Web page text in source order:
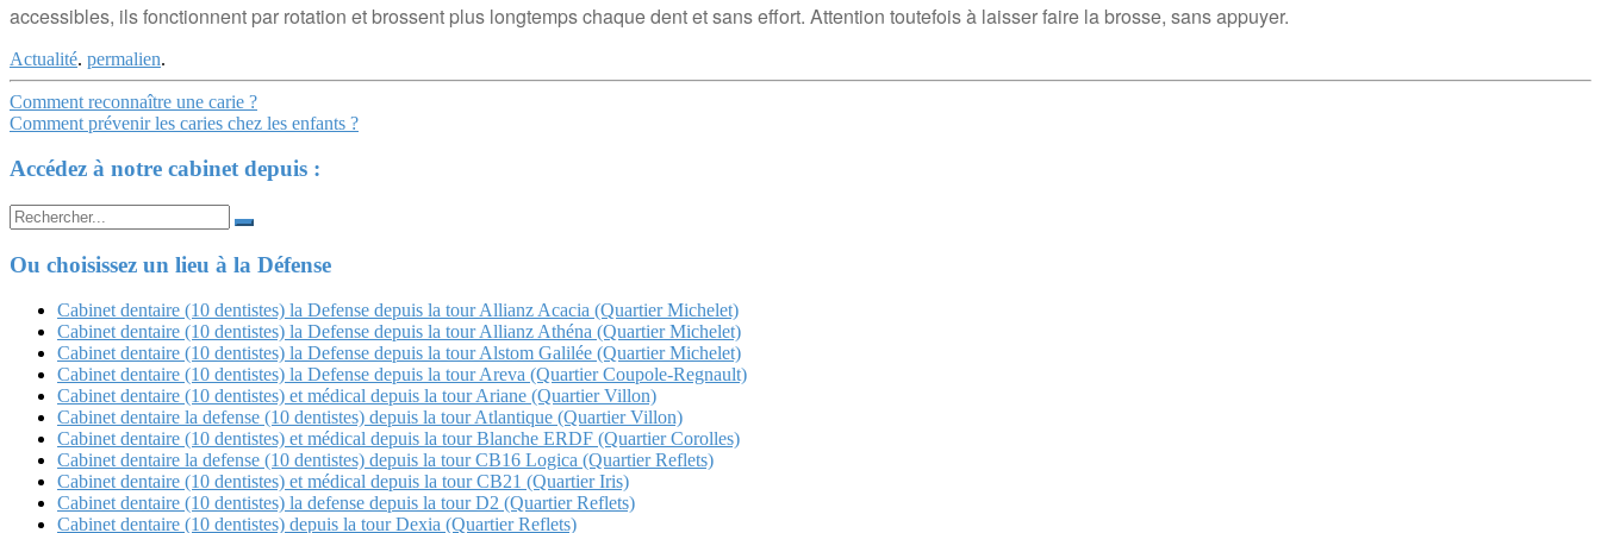
accessibles, ils fonctionnent par rotation et brossent plus longtemps chaque dent et sans effort. Attention toutefois à laisser faire la brosse, sans appuyer.
Actualité. permalien.
Navigation
Article
Comment reconnaître une carie ?
Comment prévenir les caries chez les enfants ?
Accédez à notre cabinet depuis :
Search
for:
Ou choisissez un lieu à la Défense
Cabinet dentaire (10 dentistes) la Defense depuis la tour Allianz Acacia (Quartier Michelet)
Cabinet dentaire (10 dentistes) la Defense depuis la tour Allianz Athéna (Quartier Michelet)
Cabinet dentaire (10 dentistes) la Defense depuis la tour Alstom Galilée (Quartier Michelet)
Cabinet dentaire (10 dentistes) la Defense depuis la tour Areva (Quartier Coupole-Regnault)
Cabinet dentaire (10 dentistes) et médical depuis la tour Ariane (Quartier Villon)
Cabinet dentaire la defense (10 dentistes) depuis la tour Atlantique (Quartier Villon)
Cabinet dentaire (10 dentistes) et médical depuis la tour Blanche ERDF (Quartier Corolles)
Cabinet dentaire la defense (10 dentistes) depuis la tour CB16 Logica (Quartier Reflets)
Cabinet dentaire (10 dentistes) et médical depuis la tour CB21 (Quartier Iris)
Cabinet dentaire (10 dentistes) la defense depuis la tour D2 (Quartier Reflets)
Cabinet dentaire (10 dentistes) depuis la tour Dexia (Quartier Reflets)